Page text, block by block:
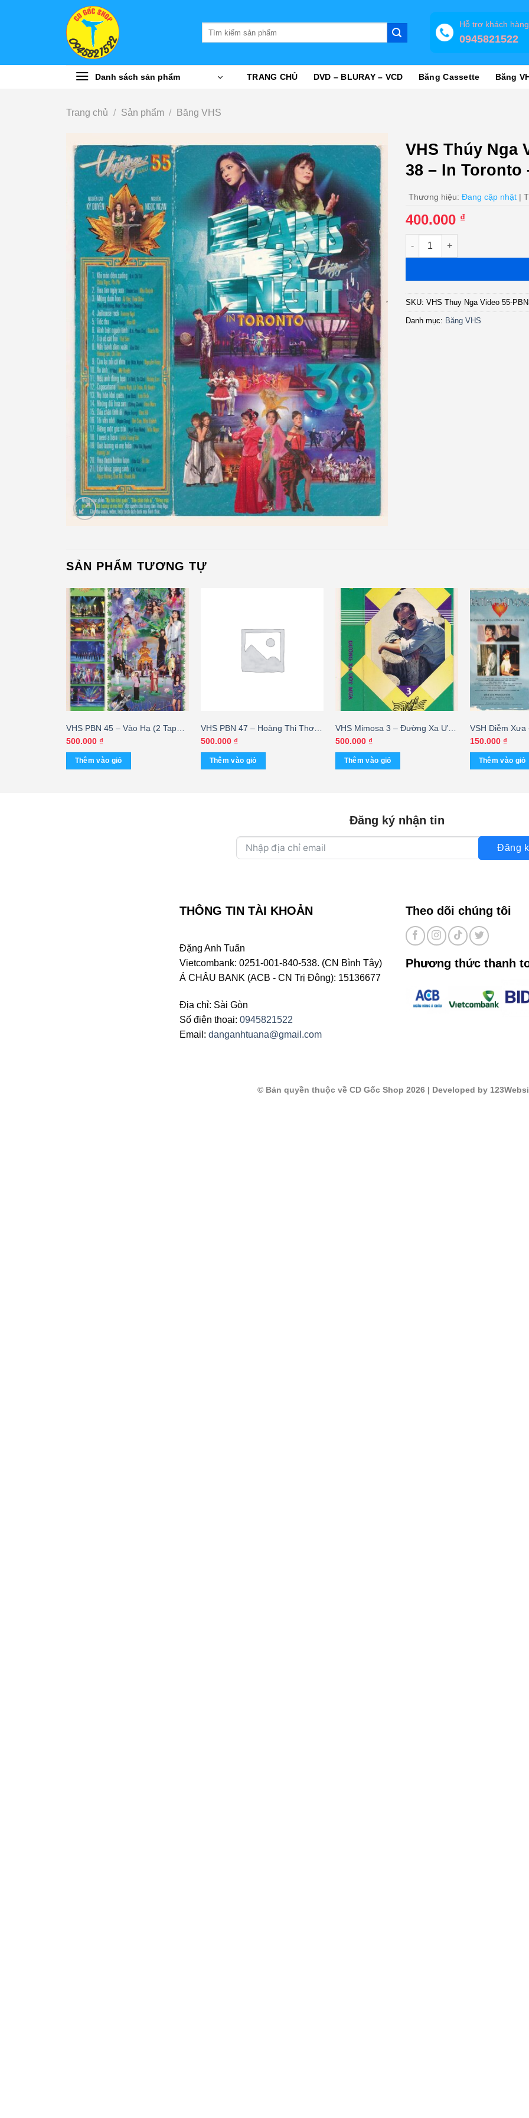
Hỗ trợ khách hàng
0945821522
Danh sách sản phẩm TRANG CHỦ DVD – BLURAY – VCD Băng Cassette Băng
Trang chủ / Sản phẩm / Băng VHS
VHS Thúy Nga
38 – In Toronto
Thương hiệu: Đang cập nhật |
400.000 ₫
VHS Thúy Nga Video 55 -
SKU: VHS Thuy Nga Video 55-
Danh mục: Băng VHS
SẢN PHẨM TƯƠNG TỰ
VHS PBN 45 – Vào Hạ (2 Tape)
KGMG – cái
500.000 ₫
Thêm vào giỏ
VHS PBN 47 – Hoàng Thi Thơ 2
(2 Tape) KGMG – cái
500.000 ₫
Thêm vào giỏ
VHS Mimosa 3 – Đường Xa Ướt
Mưa
500.000 ₫
Thêm vào giỏ
VSH Diễm Xưa
vọng – Kỳ Anh
Sương –
KGMG – cái
150.000 ₫
Thêm vào giỏ
Đăng ký nhận tin
Đăng
THÔNG TIN TÀI KHOẢN
Đặng Anh Tuấn
Vietcombank: 0251-001-840-538. (CN Bình Tây)
Á CHÂU BANK (ACB - CN Trị Đông): 15136677
Địa chỉ: Sài Gòn
Số điện thoại: 0945821522
Email: danganhtuana@gmail.com
Theo dõi chúng tôi
Phương thức thanh
© Bản quyền thuộc về CD Gốc Shop 2026| Developed by